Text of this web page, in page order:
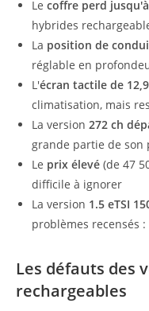
Le coffre perd
hybrides
La position de
réglable en
L'écran tactile de
climatisation, mais
La version 272 ch
grande partie de
Le prix élevé (de 47
difficile à ignorer
La version 1.5 eTSI
problèmes recensés
Les défauts des
rechargeables